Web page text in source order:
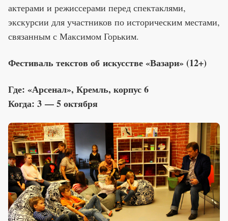
актерами и режиссерами перед спектаклями,
экскурсии для участников по историческим местами,
связанным с Максимом Горьким.
Фестиваль текстов об искусстве «Вазари» (12+)
Где: «Арсенал», Кремль, корпус 6
Когда: 3 — 5 октября